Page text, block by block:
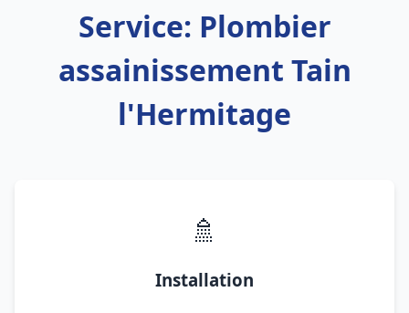
Service: Plombier
assainissement Tain
l'Hermitage
🚿
Installation